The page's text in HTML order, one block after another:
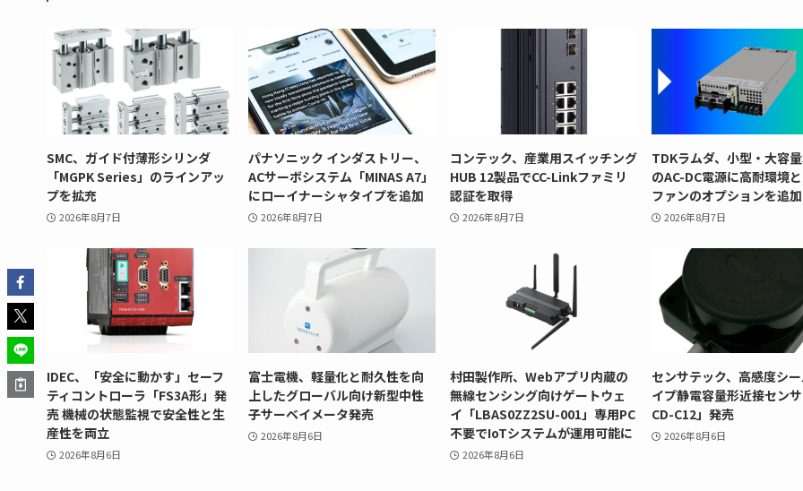
SMC、ガイド付薄形シリンダ
「MGPK Series」のラインアッ
プを拡充
2026年8月7日
パナソニック インダストリー、
ACサーボシステム「MINAS A7」
にローイナーシャタイプを追加
2026年8月7日
コンテック、産業用スイッチング
HUB 12製品でCC-Linkファミリ
認証を取得
2026年8月7日
TDKラムダ、小型・大容
のAC-DC電源に高耐環境
ファンのオプションを追加
2026年8月7日
IDEC、「安全に動かす」セーフ
ティコントローラ「FS3A形」発
売 機械の状態監視で安全性と生
産性を両立
2026年8月6日
富士電機、軽量化と耐久性を向
上したグローバル向け新型中性
子サーベイメータ発売
2026年8月6日
村田製作所、Webアプリ内蔵の
無線センシング向けゲートウェ
イ「LBAS0ZZ2SU-001」専用PC
不要でIoTシステムが運用可能に
2026年8月6日
センサテック、高感度シ
イプ静電容量形近接セン
CD-C12」発売
2026年8月6日